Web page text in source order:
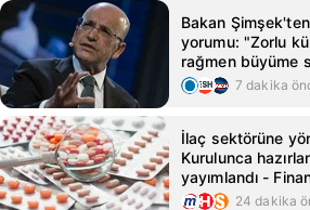
Bakan
yorumu: "Zorlu
rağmen büyüme
7 dakika
İlaç sektörüne
Kurulunca
yayımlandı -
adresi - Mynet
24 dakika